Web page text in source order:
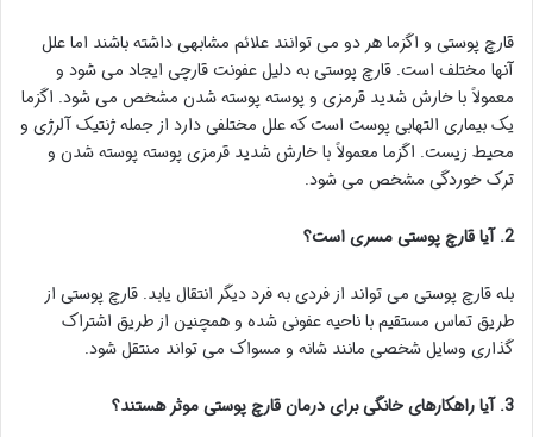
قارچ پوستی و اگزما هر دو می توانند علائم مشابهی داشته باشند اما علل
آنها مختلف است. قارچ پوستی به دلیل عفونت قارچی ایجاد می شود و
معمولاً با خارش شدید قرمزی و پوسته پوسته شدن مشخص می شود. اگزما
یک بیماری التهابی پوست است که علل مختلفی دارد از جمله ژنتیک آلرژی و
محیط زیست. اگزما معمولاً با خارش شدید قرمزی پوسته پوسته شدن و
ترک خوردگی مشخص می شود.
2. آیا قارچ پوستی مسری است؟
بله قارچ پوستی می تواند از فردی به فرد دیگر انتقال یابد. قارچ پوستی از
طریق تماس مستقیم با ناحیه عفونی شده و همچنین از طریق اشتراک
گذاری وسایل شخصی مانند شانه و مسواک می تواند منتقل شود.
3. آیا راهکارهای خانگی برای درمان قارچ پوستی موثر هستند؟